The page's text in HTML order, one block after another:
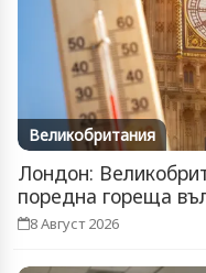
Великобритания
Лондон:
поредна гореща
8 Август 2026